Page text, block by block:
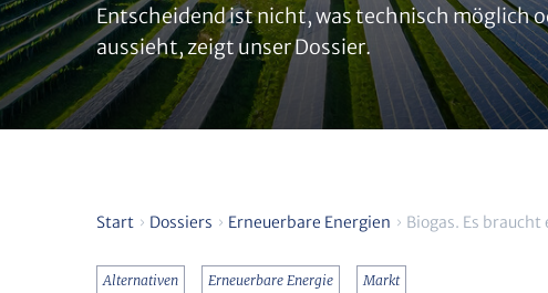
Entscheidend ist nicht, was technisch möglich
aussieht, zeigt unser Dossier.
Start Dossiers Erneuerbare Energien Biogas. Es braucht
Alternativen Erneuerbare Energie Markt